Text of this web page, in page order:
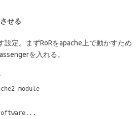
せる
設定。まずRoRをapache上で動かすため
を入れる。
module